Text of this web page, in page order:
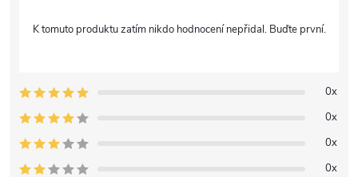
K tomuto produktu zatím nikdo hodnocení nepřidal. Buďte první.
0x
0x
0x
0x